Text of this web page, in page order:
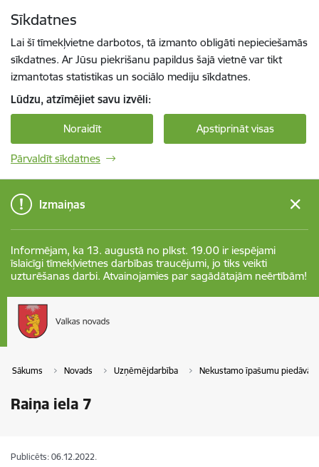
Sīkdatnes
Lai šī tīmekļvietne darbotos, tā izmanto obligāti nepieciešamās
sīkdatnes. Ar Jūsu piekrišanu papildus šajā vietnē var tikt
izmantotas statistikas un sociālo mediju sīkdatnes.
Lūdzu, atzīmējiet savu izvēli:
Noraidīt Apstiprināt visas
Pārvaldīt sīkdatnes
Izmaiņas
Informējam, ka 13. augustā no plkst. 19.00 ir iespējami
īslaicīgi tīmekļvietnes darbības traucējumi, jo tiks veikti
uzturēšanas darbi. Atvainojamies par sagādātajām neērtībām!
Sākums Novads Uzņēmējdarbība Nekustamo īpašumu
Raiņa iela 7
Publicēts: 06.12.2022.